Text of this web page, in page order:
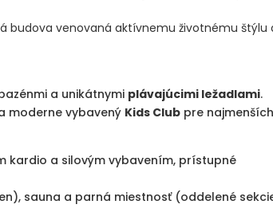
budova venovaná aktívnemu životnému štýlu
a unikátnymi plávajúcimi ležadlami.
moderne vybavený Kids Club pre
kardio a silovým vybavením, prístupné
sauna a parná miestnosť (oddelené